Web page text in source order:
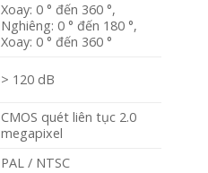
Xoay: 0 ° đến 360 °,
Nghiêng: 0 ° đến 180 °,
Xoay: 0 ° đến 360 °
> 120 dB
CMOS quét liên tục 2.0
megapixel
PAL / NTSC